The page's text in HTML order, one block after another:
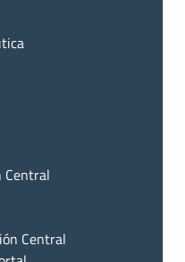
Central
Central